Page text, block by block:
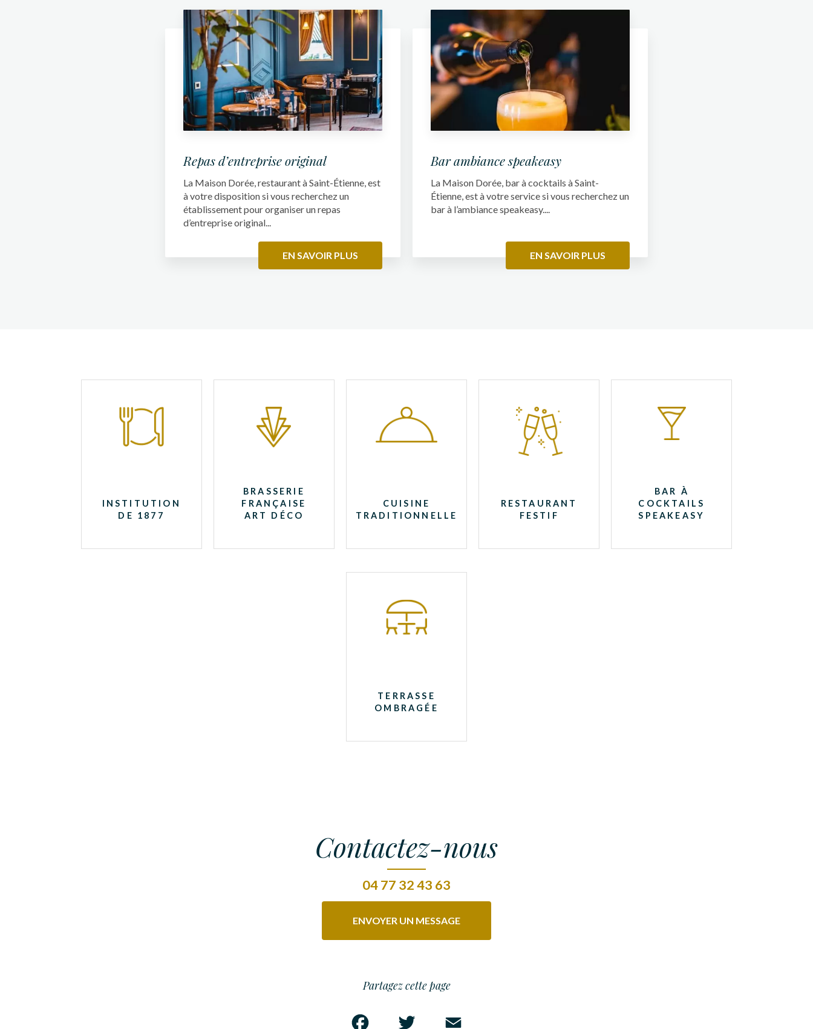
Repas d’entreprise original
La Maison Dorée, restaurant à Saint-Étienne, est
à votre disposition si vous recherchez un
établissement pour organiser un repas
d’entreprise original...
EN SAVOIR PLUS
Bar ambiance speakeasy
La Maison Dorée, bar à cocktails à Saint-
Étienne, est à votre service si vous recherchez un
bar à l’ambiance speakeasy....
EN SAVOIR PLUS
INSTITUTION
DE 1877
BRASSERIE
FRANÇAISE
ART DÉCO
CUISINE
TRADITIONNELLE
RESTAURANT
FESTIF
BAR À
COCKTAILS
SPEAKEASY
TERRASSE
OMBRAGÉE
Contactez-nous
04 77 32 43 63
ENVOYER UN MESSAGE
Partagez cette page